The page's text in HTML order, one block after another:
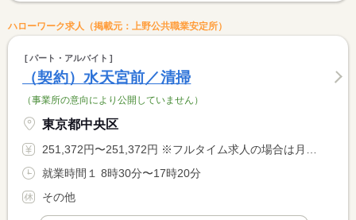
ハローワーク求人（掲載元：上野公共職業安定所）
パート・アルバイト
（契約）水天宮前／清掃
（事業所の意向により公開していません）
東京都中央区
251,372円〜251,372円 ※フルタイム求人の場合は月額（換算額）、パート求人の場合は時間額を表示しています。
就業時間１ 8時30分〜17時20分
その他